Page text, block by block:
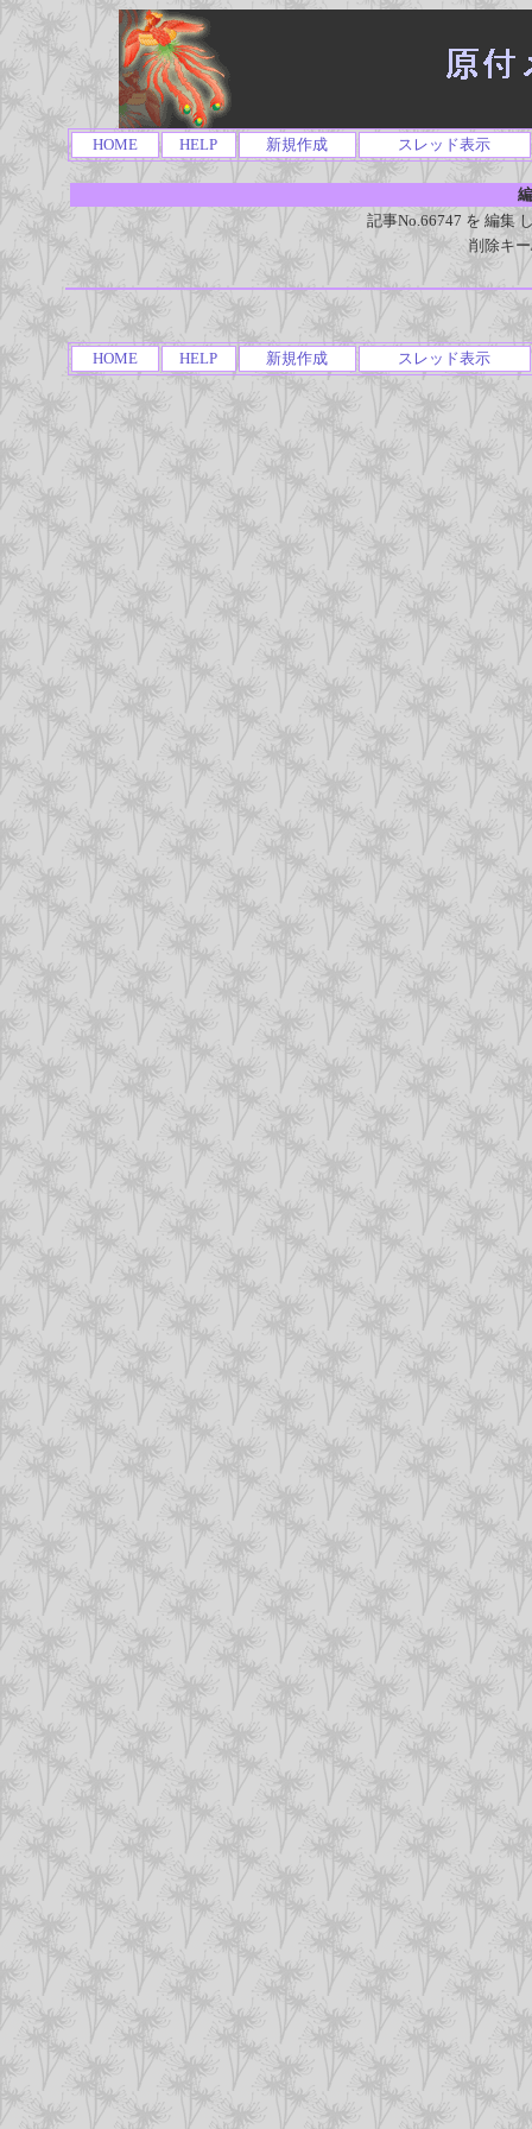
HOME HELP 新規作成 スレッド表示
記事No.66747 を 編集
削除キ
HOME HELP 新規作成 スレッド表示